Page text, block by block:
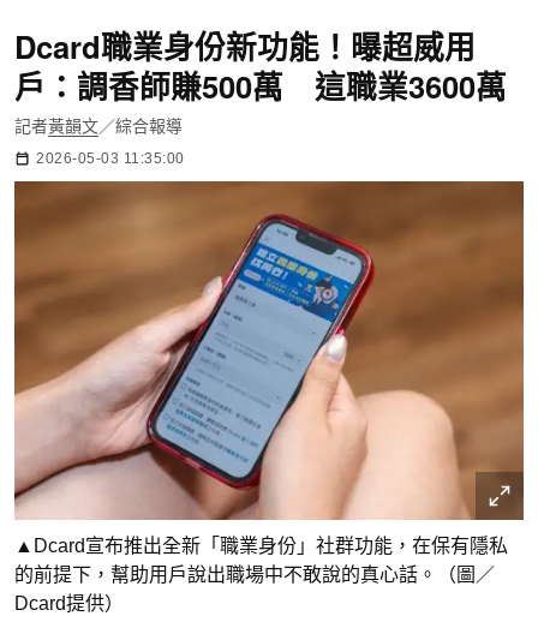
Dcard職業身份新功能！曝超威用
戶：調香師賺500萬 這職業3600萬
記者黃韻文／綜合報導
2026-05-03 11:35:00
▲Dcard宣布推出全新「職業身份」社群功能，在保有隱私
的前提下，幫助用戶說出職場中不敢說的真心話。（圖／
Dcard提供）